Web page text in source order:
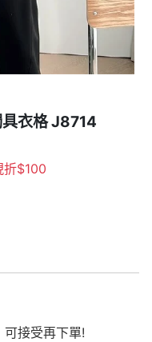
衣格 J8714
$100
接受再下單!